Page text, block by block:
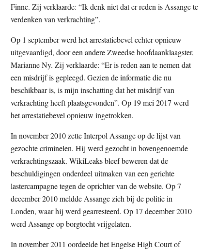
Finne. Zij verklaarde: “Ik denk niet dat er reden is Assange te
verdenken van verkrachting”.
Op 1 september werd het arrestatiebevel echter opnieuw
uitgevaardigd, door een andere Zweedse hoofdaanklaagster,
Marianne Ny. Zij verklaarde: “Er is reden aan te nemen dat
een misdrijf is gepleegd. Gezien de informatie die nu
beschikbaar is, is mijn inschatting dat het misdrijf van
verkrachting heeft plaatsgevonden”. Op 19 mei 2017 werd
het arrestatiebevel opnieuw ingetrokken.
In november 2010 zette Interpol Assange op de lijst van
gezochte criminelen. Hij werd gezocht in bovengenoemde
verkrachtingszaak. WikiLeaks bleef beweren dat de
beschuldigingen onderdeel uitmaken van een gerichte
lastercampagne tegen de oprichter van de website. Op 7
december 2010 meldde Assange zich bij de politie in
Londen, waar hij werd gearresteerd. Op 17 december 2010
werd Assange op borgtocht vrijgelaten.
In november 2011 oordeelde het Engelse High Court of